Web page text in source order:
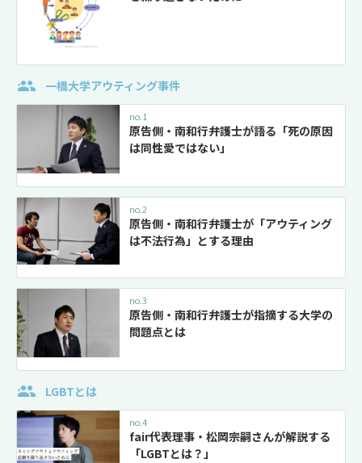
一橋大学アウティング事件
no.1
原告側・南和行弁護士が語る「死の原因
は同性愛ではない」
no.2
原告側・南和行弁護士が「アウティング
は不法行為」とする理由
no.3
原告側・南和行弁護士が指摘する大学の
問題点とは
LGBTとは
no.4
fair代表理事・松岡宗嗣さんが解説する
「LGBTとは？」